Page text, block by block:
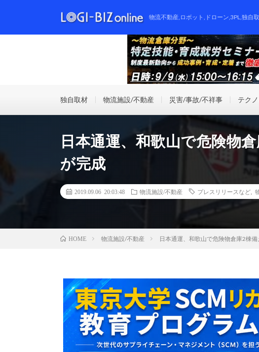
物流不動産,ロボット,ドローン,3PL,独自
独自取材 物流施設/不動産 災害/事故/不祥事 テク
日本通運、和歌山で危険物
が完成
2019.09.06 20:03:48 物流施設/不動産 プレスリリースなど
HOME 物流施設/不動産 日本通運、和歌山で危険物倉庫2棟